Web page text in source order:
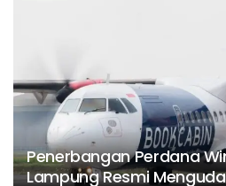
Penerbangan Perdana
Lampung Resmi